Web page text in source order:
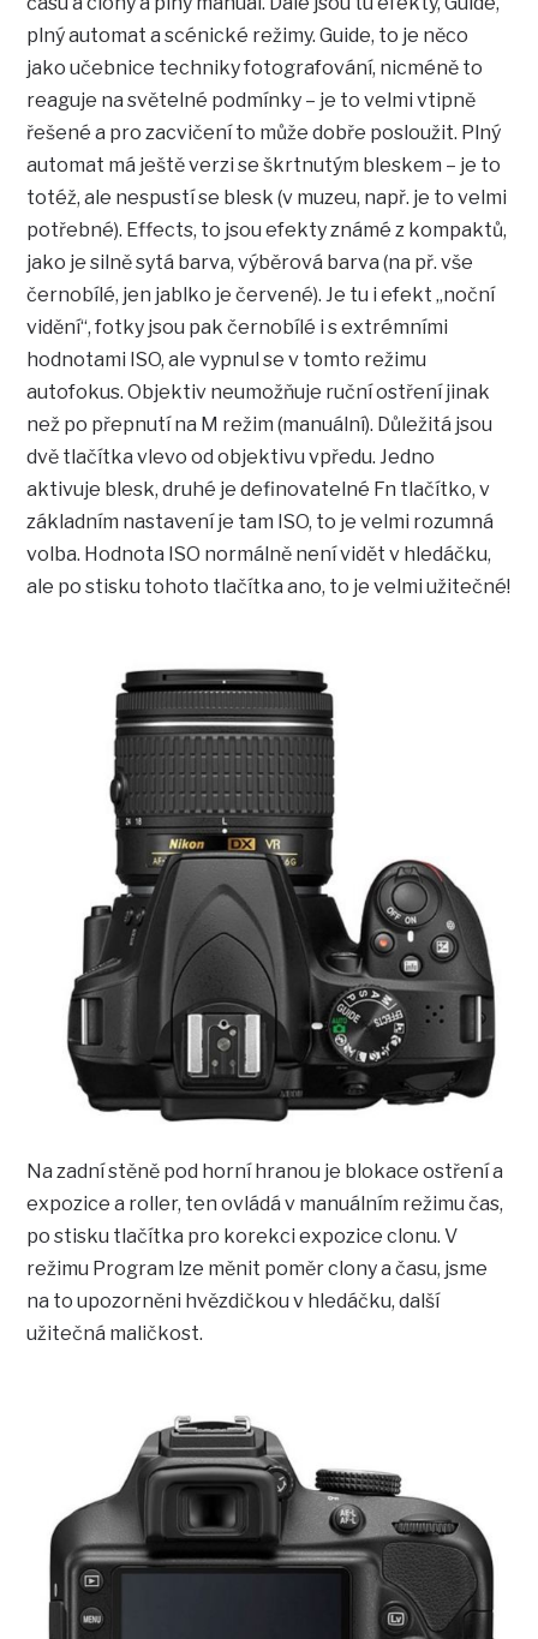
plný automat a scénické režimy. Guide, to je něco
jako učebnice techniky fotografování, nicméně to
reaguje na světelné podmínky – je to velmi vtipně
řešené a pro zacvičení to může dobře posloužit. Plný
automat má ještě verzi se škrtnutým bleskem – je to
totéž, ale nespustí se blesk (v muzeu, např. je to velmi
potřebné). Effects, to jsou efekty známé z kompaktů,
jako je silně sytá barva, výběrová barva (na př. vše
černobílé, jen jablko je červené). Je tu i efekt „noční
vidění“, fotky jsou pak černobílé i s extrémními
hodnotami ISO, ale vypnul se v tomto režimu
autofokus. Objektiv neumožňuje ruční ostření jinak
než po přepnutí na M režim (manuální). Důležitá jsou
dvě tlačítka vlevo od objektivu vpředu. Jedno
aktivuje blesk, druhé je definovatelné Fn tlačítko, v
základním nastavení je tam ISO, to je velmi rozumná
volba. Hodnota ISO normálně není vidět v hledáčku,
ale po stisku tohoto tlačítka ano, to je velmi užitečné!
Na zadní stěně pod horní hranou je blokace ostření a
expozice a roller, ten ovládá v manuálním režimu čas,
po stisku tlačítka pro korekci expozice clonu. V
režimu Program lze měnit poměr clony a času, jsme
na to upozorněni hvězdičkou v hledáčku, další
užitečná maličkost.